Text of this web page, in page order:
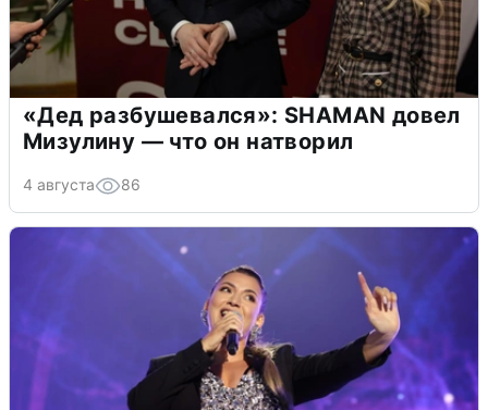
«Дед разбушевался»: SHAMAN довел
Мизулину — что он натворил
4 августа 86